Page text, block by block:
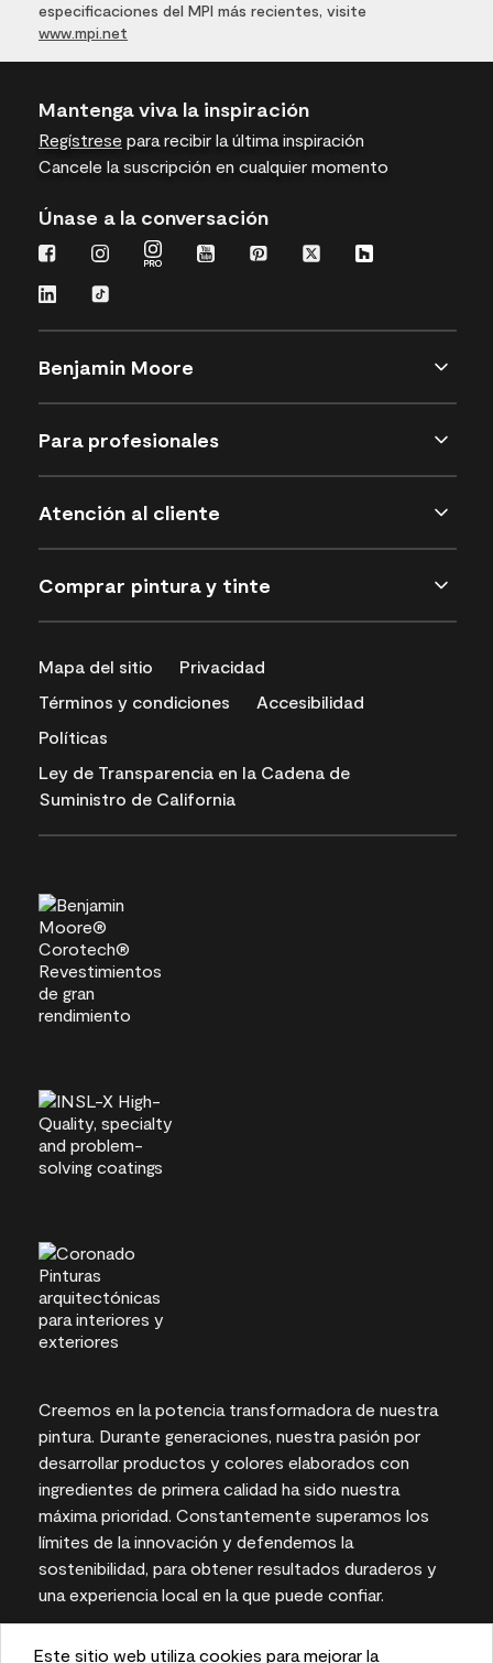
Este sitio web utiliza cookies para mejorar la
especificaciones del MPI más recientes, visite
www.mpi.net
Mantenga viva la inspiración
Regístrese para recibir la última inspiración
Cancele la suscripción en cualquier momento
Únase a la conversación
Benjamin Moore
Para profesionales
Atención al cliente
Comprar pintura y tinte
Mapa del sitio
Privacidad
Términos y condiciones
Accesibilidad
Políticas
Ley de Transparencia en la Cadena de
Suministro de California
Creemos en la potencia transformadora de nuestra
pintura. Durante generaciones, nuestra pasión por
desarrollar productos y colores elaborados con
ingredientes de primera calidad ha sido nuestra
máxima prioridad. Constantemente superamos los
límites de la innovación y defendemos la
sostenibilidad, para obtener resultados duraderos y
una experiencia local en la que puede confiar.